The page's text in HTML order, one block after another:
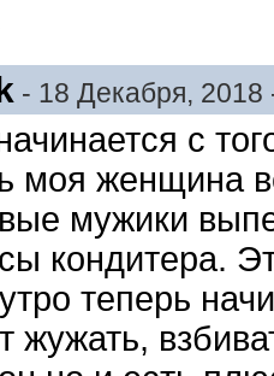
- 18 Декабря, 2018
с
моя женщина
мужики
кондитера.
теперь
жужать,